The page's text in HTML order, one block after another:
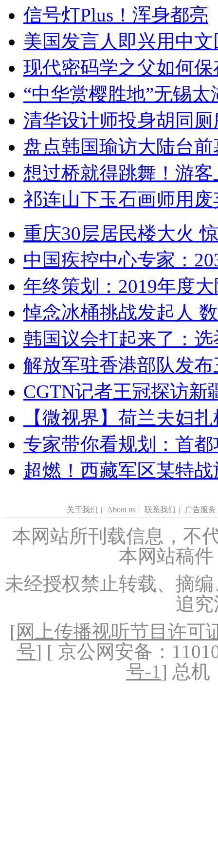
信号灯Plus！浑身都亮
美国发言人即兴用中
现代密码学之父如何
“中华赏樱胜地”无锡
清华设计师投身胡同
盘点韩国瑜访大陆台
想过桥就得跳舞！游客
祁连山下玉石画师用
重庆30层居民楼大火
中国疾控中心专家：
年终策划：2019年度
悼念冰桶挑战发起人
韩国议会打起来了：
解放军驻香港部队发
CGTN记者王冠探访新
【微视界】荷兰夫妇
专家带你看规划：首
超燃！西藏军区某特
关于我们 | About us | 联系我们 | 广告服务
本网站所刊载信息，不
本网站稿
未经授权禁止转载、摘
追
[网上传播视听节目许可
号] [ 京公网安备：
号-1] 总机